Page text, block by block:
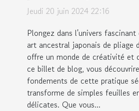
Jeudi 20 juin 2024 22:16
Plongez dans l'univers
art ancestral japonais de pliage
offre un monde de créativité et
ce billet de blog, vous
fondements de cette pratique
transforme de simples feuilles
délicates. Que vous...